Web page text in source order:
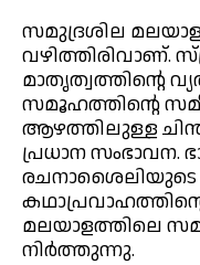
സമുദ്രശില
വഴിത്തിരിവാണ്.
മാതൃത്വത്തിന്റെ
സമൂഹത്തിന്റെ
ആഴത്തിലുള്ള
പ്രധാന സംഭാവന.
രചനാശൈലിയുടെ
മലയാളത്തിലെ
നിർത്തുന്നു.